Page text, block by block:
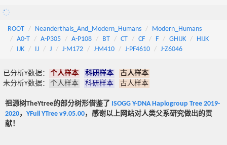
ROOT Neanderthals_And_Modern_Humans
Modern_Humans
A0-T
A-P305 A-P108 BT CT CF F GHIJK
HIJK
IJK
IJ J J-M172 J-M410 J-PF4610 J-Z6046
已分析Y数据： 个人样本 科研样本
古人样本
未分析Y数据：
个人样本 科研样本 古人样本
祖源树TheYtree的部分树形借鉴了 ISOGG Y-DNA Haplogroup Tree 2019-
2020， YFull YTree v9.05.00，感谢以上网站对人类父系研究做出的贡
献！